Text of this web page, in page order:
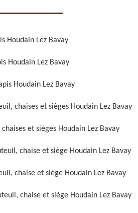
chaise et siège 59
Nettoyage de fauteuil,
Houdain Lez Bavay
Houdain Lez Bavay
Houdain Lez Bavay
chaises et sièges Houdain Lez Bavay
et sièges Houdain Lez Bavay
chaise et siège Houdain Lez Bavay
chaise et siège Houdain Lez Bavay
chaise et siège Houdain Lez Bavay